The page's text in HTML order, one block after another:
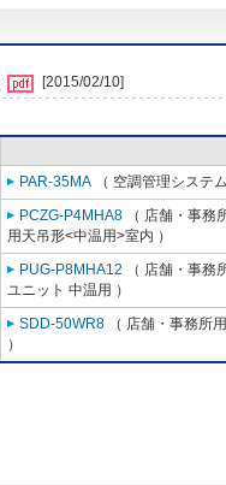
[2015/02/10]
PAR-35MA （ 空調管理システ
PCZG-P4MHA8 （ 店舗・事務
用天吊形<中温用>室内 ）
PUG-P8MHA12 （ 店舗・事務
ユニット 中温用 ）
SDD-50WR8 （ 店舗・事務所
）